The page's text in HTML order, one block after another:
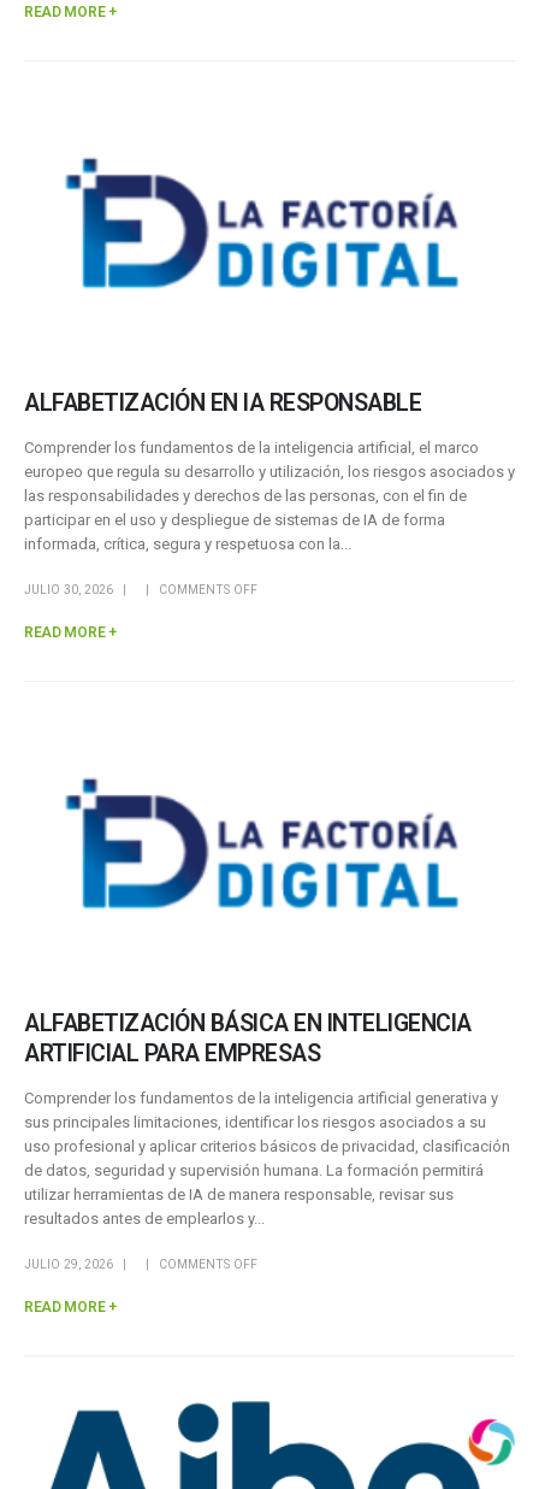
READ MORE +
ALFABETIZACIÓN EN IA RESPONSABLE
Comprender los fundamentos de la inteligencia artificial, el marco
europeo que regula su desarrollo y utilización, los riesgos asociados y
las responsabilidades y derechos de las personas, con el fin de
participar en el uso y despliegue de sistemas de IA de forma
informada, crítica, segura y respetuosa con la...
JULIO 30, 2026 COMMENTS OFF
READ MORE +
ALFABETIZACIÓN BÁSICA EN INTELIGENCIA
ARTIFICIAL PARA EMPRESAS
Comprender los fundamentos de la inteligencia artificial generativa y
sus principales limitaciones, identificar los riesgos asociados a su
uso profesional y aplicar criterios básicos de privacidad, clasificación
de datos, seguridad y supervisión humana. La formación permitirá
utilizar herramientas de IA de manera responsable, revisar sus
resultados antes de emplearlos y...
JULIO 29, 2026 COMMENTS OFF
READ MORE +